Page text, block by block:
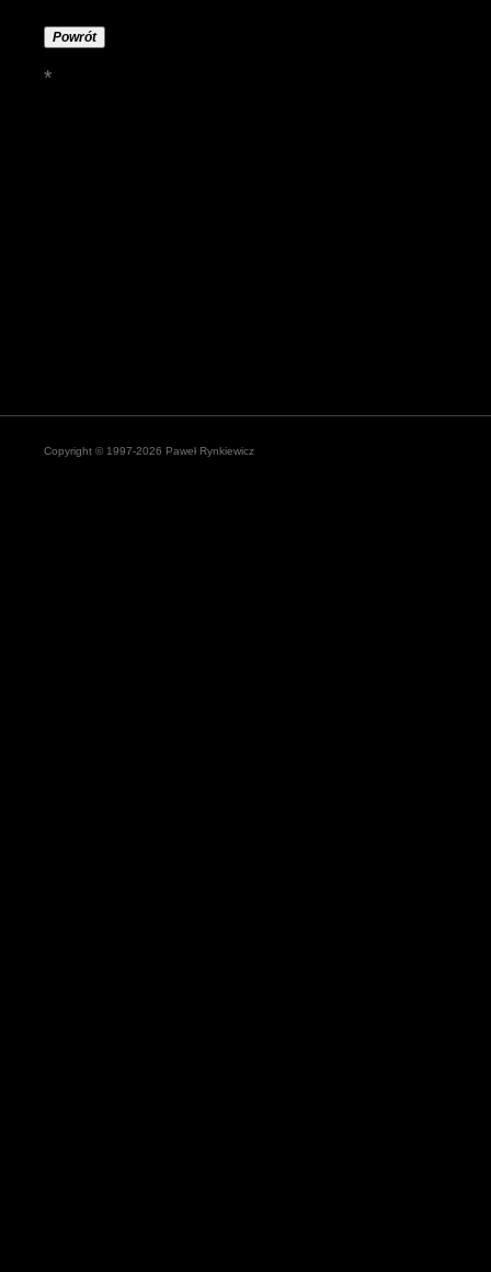
Powrót
*
Copyright © 1997-2026 Paweł Rynkiewicz